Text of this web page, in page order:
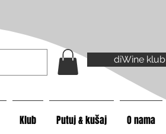
diWine klub
Klub Putuj & kušaj O nama